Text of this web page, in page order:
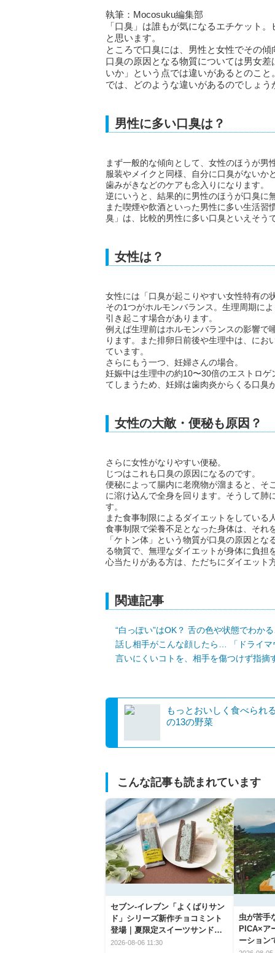
執筆：Mocosuku編集部
「口臭」は誰もが気になるエチケット
と思います。
ところで口臭には、男性と女性でその傾
口臭の原因となる物質については男女
いか」という点では違いがあるとのこと。
では、どのような違いがあるのでしょう
男性に多い口臭は？
まず一般的な傾向として、女性のほうが男
服装やメイクと同様、自分に口臭がないか
歯みがきなどのケアも念入りになります。
逆にいうと、結果的に男性のほうが口臭に
また喫煙や飲酒といった男性に多い生活習
臭」は、比較的男性に多い口臭といえそうで
女性は？
女性には「口臭が起こりやすい女性特有の
その1つがホルモンバランス。生理周期に
引き起こす場合があります。
例えば生理前はホルモンバランスの影響で
ります。また排卵日前後や生理中は、に
ています。
さらにもう一つ、妊婦さんの場合。
妊娠中は生理中の約10〜30倍のエストロ
てしまうため、妊婦は歯肉炎からくる口臭
女性の大敵・便秘も原因？
さらに女性がなりやすい便秘。
じつはこれも口臭の原因になるのです。
便秘によって腸内に老廃物が溜まると、そ
に溶け込んで全身を回ります。そうして肺
す。
また食事制限によるダイエットをしている
食事制限で栄養不足となった身体は、それ
「ケトン体」という物質が口臭の原因と
る物質で、無理なダイエットが身体に負担
心当たりがある方は、ただちにダイエット
関連記事
“白っぽい”はOK？ 舌の色や状態でわか
話し相手がこんな顔したら… 「ドライマ
言いにくいコトを、相手を傷つけず指摘
もっとおいしく食べられ
の13の野菜
こんな記事も読まれています
セブン‐イレブン「よくばりサン
ド」シリーズ新作チョコミント
登場｜夏限定スイーツサンドの
爽快な魅力
2026-08-06 11:30
虫が苦手
PICA×ア
ーション